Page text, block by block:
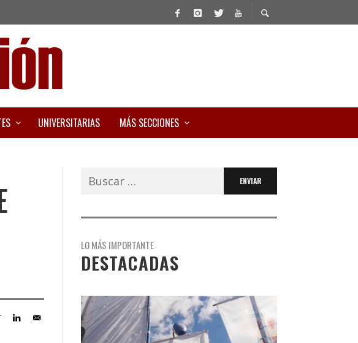
UNIVERSITARIAS MÁS SECCIONES
Buscar:
LO MÁS IMPORTANTE
DESTACADAS